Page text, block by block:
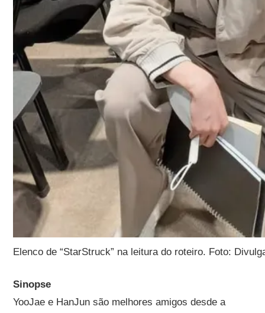
Elenco de “StarStruck” na leitura do roteiro. Foto:
Sinopse
YooJae e HanJun são melhores amigos desde a